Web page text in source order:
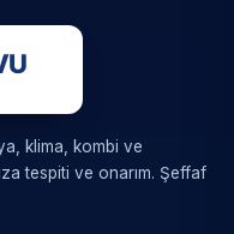
klima, kombi ve
tespiti ve onarım. Şeffaf